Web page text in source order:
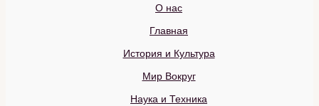
О нас
Главная
История и Культура
Мир Вокруг
Наука и Техника